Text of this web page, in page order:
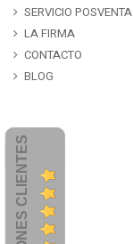
SERVICIO POSVENTA
LA FIRMA
CONTACTO
BLOG
OPINIONES CLIENTES